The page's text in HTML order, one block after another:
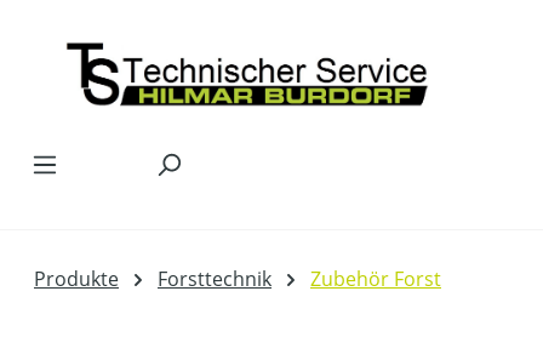
Produkte Forsttechnik Zubehör Forst